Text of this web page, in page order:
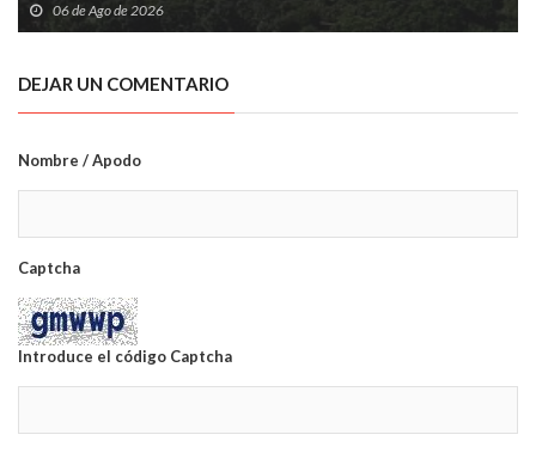
06 de Ago de 2026
DEJAR UN COMENTARIO
Nombre / Apodo
Captcha
Introduce el código Captcha